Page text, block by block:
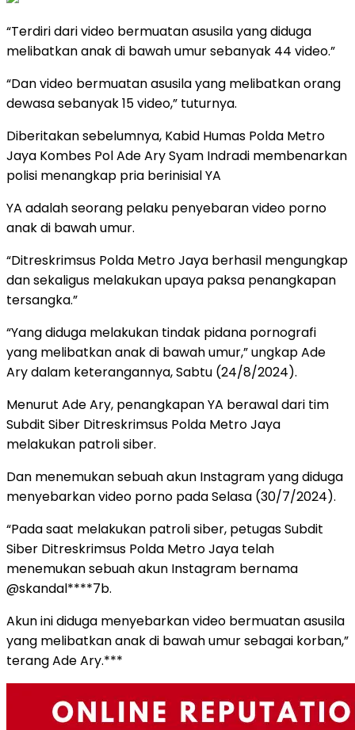
“Terdiri dari video bermuatan asusila yang diduga
melibatkan anak di bawah umur sebanyak 44 video.”
“Dan video bermuatan asusila yang melibatkan orang
dewasa sebanyak 15 video,” tuturnya.
Diberitakan sebelumnya, Kabid Humas Polda Metro
Jaya Kombes Pol Ade Ary Syam Indradi membenarkan
polisi menangkap pria berinisial YA
YA adalah seorang pelaku penyebaran video porno
anak di bawah umur.
“Ditreskrimsus Polda Metro Jaya berhasil mengungkap
dan sekaligus melakukan upaya paksa penangkapan
tersangka.”
“Yang diduga melakukan tindak pidana pornografi
yang melibatkan anak di bawah umur,” ungkap Ade
Ary dalam keterangannya, Sabtu (24/8/2024).
Menurut Ade Ary, penangkapan YA berawal dari tim
Subdit Siber Ditreskrimsus Polda Metro Jaya
melakukan patroli siber.
Dan menemukan sebuah akun Instagram yang diduga
menyebarkan video porno pada Selasa (30/7/2024).
“Pada saat melakukan patroli siber, petugas Subdit
Siber Ditreskrimsus Polda Metro Jaya telah
menemukan sebuah akun Instagram bernama
@skandal****7b.
Akun ini diduga menyebarkan video bermuatan asusila
yang melibatkan anak di bawah umur sebagai korban,”
terang Ade Ary.***